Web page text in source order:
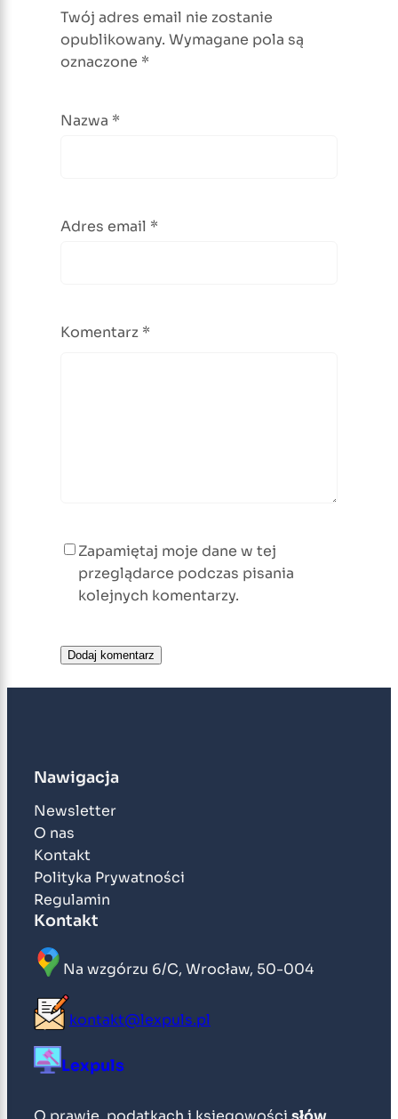
Twój adres email nie zostanie
opublikowany. Wymagane pola są
oznaczone *
Nazwa *
Adres email *
Komentarz *
Zapamiętaj moje dane w tej
przeglądarce podczas pisania
kolejnych komentarzy.
Nawigacja
Newsletter
O nas
Kontakt
Polityka Prywatności
Regulamin
Kontakt
Na wzgórzu 6/C, Wrocław, 50-004
kontakt@lexpuls.pl
Lexpuls